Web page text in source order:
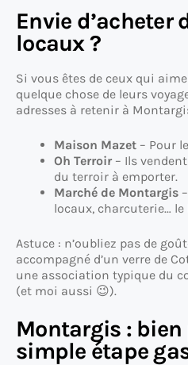
Envie d’acheter
locaux ?
Si vous êtes de ceux qui
quelque chose de leurs
adresses à retenir à
Maison Mazet – Pour
Oh Terroir – Ils
du terroir à emporter.
Marché de Montargis
locaux, charcuterie…
Astuce : n’oubliez pas de
accompagné d’un verre de
une association typique du
(et moi aussi 😉).
Montargis : bien
simple étape